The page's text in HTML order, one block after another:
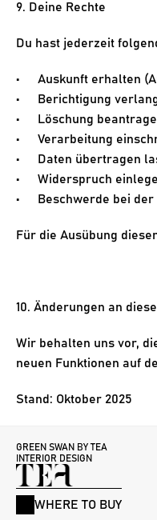
9. Deine Rechte
Du hast jederzeit
Auskunft erhalten
Berichtigung
Löschung
Verarbeitung
Daten übertragen
Widerspruch
Beschwerde bei der
Für die Ausübung
10. Änderungen an
Wir behalten uns vor,
neuen Funktionen auf
Stand: Oktober 2025
GREEN SWAN BY TEA
INTERIOR DESIGN
WHERE TO BUY